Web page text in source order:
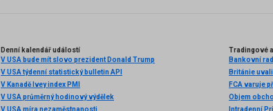
Denní kalendář událostí
V USA bude mít slovo prezident Donald Trump
V USA týdenní statistický bulletin API
V Kanadě Ivey index PMI
V USA průměrný hodinový výdělek
V USA míra nezaměstnanosti
Tradingové
Bankovní
Británie
FCA varuje
Objem
Intradenní